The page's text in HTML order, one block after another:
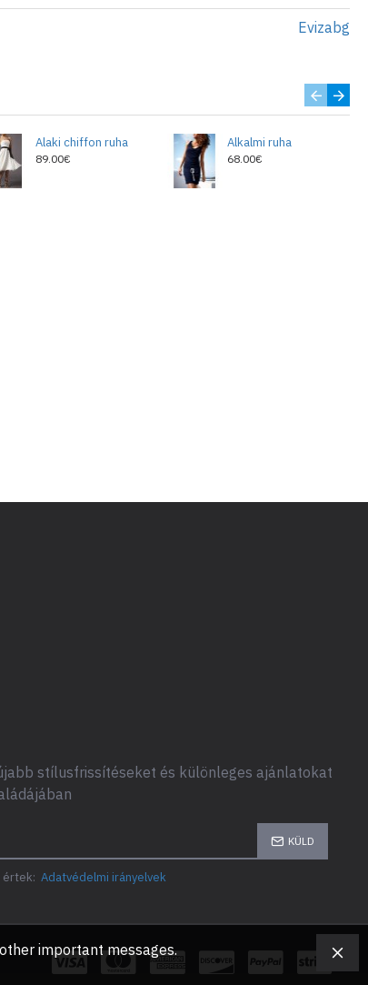
Evizabg
Alaki chiffon ruha
89.00€
Alkalmi ruha
68.00€
stílusfrissítéseket és különleges ajánlatokat
KÜLD
értek: Adatvédelmi irányelvek
important messages.